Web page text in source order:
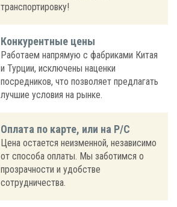
транспортировку!
Конкурентные цены
Работаем напрямую с фабриками Китая
и Турции, исключены наценки
посредников, что позволяет предлагать
лучшие условия на рынке.
Оплата по карте, или на Р/С
Цена остается неизменной, независимо
от способа оплаты. Мы заботимся о
прозрачности и удобстве
сотрудничества.